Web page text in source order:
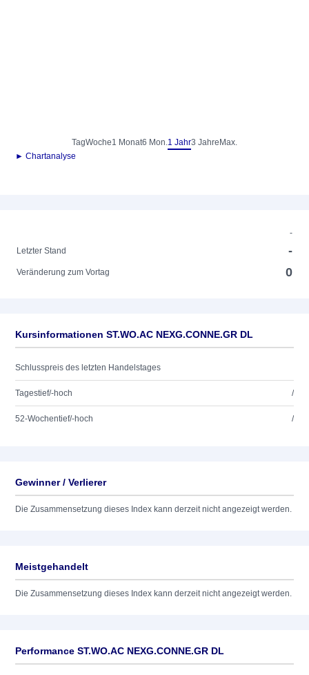
TagWoche1 Monat6 Mon.1 Jahr3 Jahre Max.
► Chartanalyse
-
Letzter Stand
-
Veränderung zum Vortag 0
Kursinformationen ST.WO.AC NEXG.CONNE.GR DL
Schlusspreis des letzten Handelstages
Tagestief/-hoch /
52-Wochentief/-hoch /
Gewinner / Verlierer
Die Zusammensetzung dieses Index kann derzeit nicht angezeigt werden.
Meistgehandelt
Die Zusammensetzung dieses Index kann derzeit nicht angezeigt werden.
Performance ST.WO.AC NEXG.CONNE.GR DL